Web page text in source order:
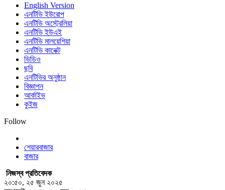
English Version
এনটিভি ইউরোপ
এনটিভি অস্ট্রেলিয়া
এনটিভি ইউএই
এনটিভি মালয়েশিয়া
এনটিভি কানেক্ট
ভিডিও
ছবি
এনটিভির অনুষ্ঠান
বিজ্ঞাপন
আর্কাইভ
কুইজ
Follow
শেয়ারবাজার
বাজার
নিজস্ব প্রতিবেদক
২০:৫০, ২৫ জুন ২০২৫